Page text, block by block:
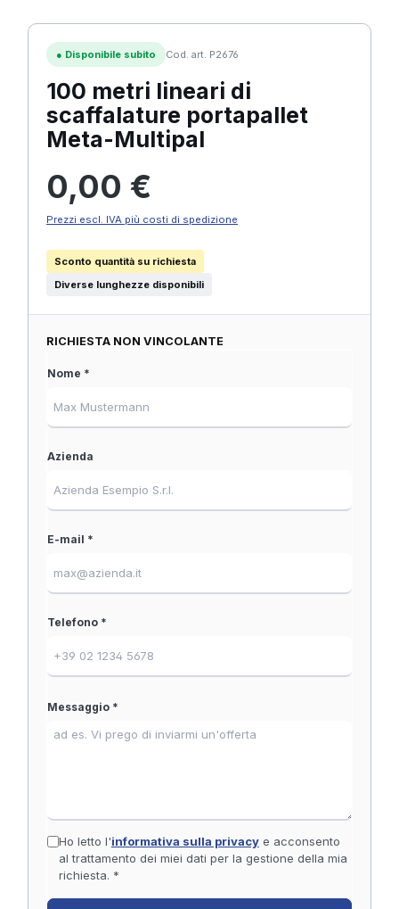
● Disponibile subito Cod. art. P2676
100 metri lineari di
scaffalature portapallet
Meta-Multipal
0,00 €
Prezzi escl. IVA più costi di spedizione
Sconto quantità su richiesta
Diverse lunghezze disponibili
RICHIESTA NON VINCOLANTE
Nome *
Azienda
E-mail *
Telefono *
Messaggio *
Ho letto l'informativa sulla privacye acconsento
al trattamento dei miei dati per la gestione della mia
richiesta. *